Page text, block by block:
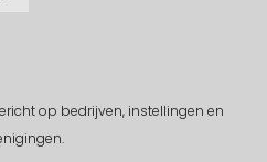
op bedrijven, instellingen en